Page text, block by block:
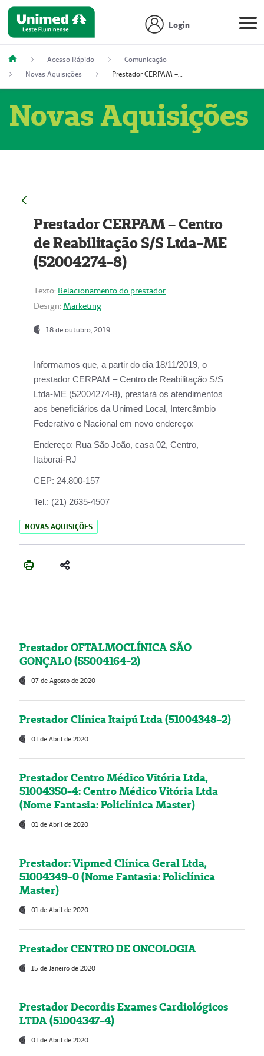
Login
Acesso Rápido
Comunicação
Novas Aquisições
Prestador CERPAM – Centro de Reabilitação S/S Ltda-ME (52004274-8)
Novas Aquisições
Prestador CERPAM – Centro
de Reabilitação S/S Ltda-ME
(52004274-8)
Texto: Relacionamento do prestador
Design: Marketing
18 de outubro, 2019
Informamos que, a partir do dia 18/11/2019, o
prestador CERPAM – Centro de Reabilitação S/S
Ltda-ME (52004274-8), prestará os atendimentos
aos beneficiários da Unimed Local, Intercâmbio
Federativo e Nacional em novo endereço:
Endereço: Rua São João, casa 02, Centro,
Itaboraí-RJ
CEP: 24.800-157
Tel.: (21) 2635-4507
NOVAS AQUISIÇÕES
Prestador OFTALMOCLÍNICA SÃO
GONÇALO (55004164-2)
07 de Agosto de 2020
Prestador Clínica Itaipú Ltda (51004348-2)
01 de Abril de 2020
Prestador Centro Médico Vitória Ltda,
51004350-4: Centro Médico Vitória Ltda
(Nome Fantasia: Policlínica Master)
01 de Abril de 2020
Prestador: Vipmed Clínica Geral Ltda,
51004349-0 (Nome Fantasia: Policlínica
Master)
01 de Abril de 2020
Prestador CENTRO DE ONCOLOGIA
15 de Janeiro de 2020
Prestador Decordis Exames Cardiológicos
LTDA (51004347-4)
01 de Abril de 2020